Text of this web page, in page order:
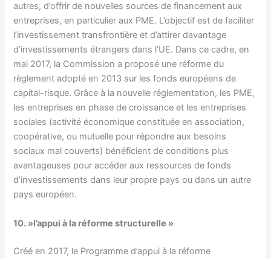
autres, d’offrir de nouvelles sources de financement aux
entreprises, en particulier aux PME. L’objectif est de faciliter
l’investissement transfrontière et d’attirer davantage
d’investissements étrangers dans l’UE. Dans ce cadre, en
mai 2017, la Commission a proposé une réforme du
règlement adopté en 2013 sur les fonds européens de
capital-risque. Grâce à la nouvelle réglementation, les PME,
les entreprises en phase de croissance et les entreprises
sociales (activité économique constituée en association,
coopérative, ou mutuelle pour répondre aux besoins
sociaux mal couverts) bénéficient de conditions plus
avantageuses pour accéder aux ressources de fonds
d’investissements dans leur propre pays ou dans un autre
pays européen.
10. »l’appui à la réforme structurelle »
Créé en 2017, le Programme d’appui à la réforme